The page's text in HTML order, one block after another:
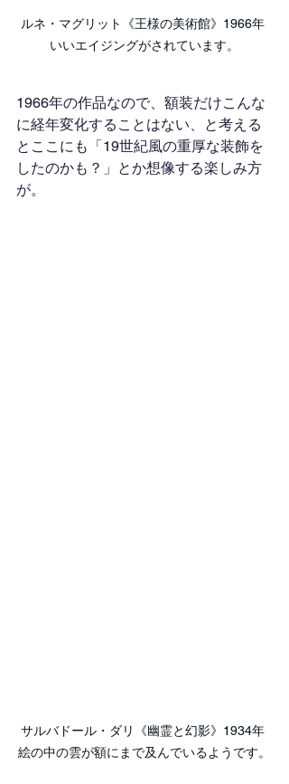
ルネ・マグリット《王様の美術館》1966年
いいエイジングがされています。
1966年の作品なので、額装だけこんな
に経年変化することはない、と考える
とここにも「19世紀風の重厚な装飾を
したのかも？」とか想像する楽しみ方
が。
サルバドール・ダリ《幽霊と幻影》1934年
絵の中の雲が額にまで及んでいるようです。